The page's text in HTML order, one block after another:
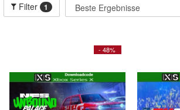
Filter 1
- 48%